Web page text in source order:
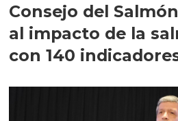
Consejo del
al impacto de la
con 140